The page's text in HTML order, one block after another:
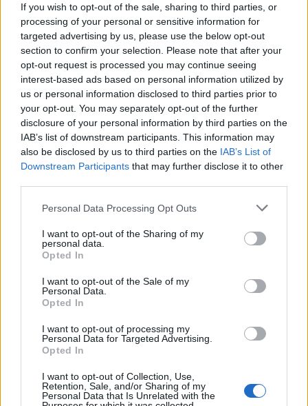
If you wish to opt-out of the sale, sharing to third parties, or
processing of your personal or sensitive information for
targeted advertising by us, please use the below opt-out
section to confirm your selection. Please note that after your
opt-out request is processed you may continue seeing
interest-based ads based on personal information utilized by
us or personal information disclosed to third parties prior to
your opt-out. You may separately opt-out of the further
disclosure of your personal information by third parties on the
IAB’s list of downstream participants. This information may
also be disclosed by us to third parties on the IAB’s List of
Downstream Participants that may further disclose it to other
Personal Data Processing Opt Outs
I want to opt-out of the Sharing of my
personal data.
Opted In
I want to opt-out of the Sale of my
Personal Data.
Opted In
I want to opt-out of processing my
Personal Data for Targeted Advertising.
Opted In
I want to opt-out of Collection, Use,
Retention, Sale, and/or Sharing of my
Personal Data that Is Unrelated with the
jízdenek, časových kuponů, a to jak v papírové, tak i elektronické
podobě včetně možností nákupu jednorázového jízdného platební
kartou u řidiče nebo přímo pomocí mobilní aplikace PID Lítačka.
Komentáře
autobus autobusové nádraží čas
Milínská ulice
PID Praha Příbram
Smíchovské nádraží